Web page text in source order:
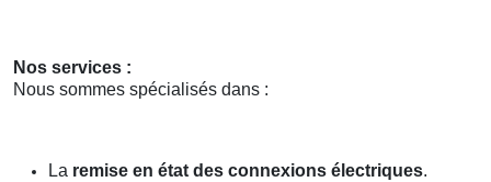
Nos services :
Nous sommes spécialisés dans :
La remise en état des connexions électriques.